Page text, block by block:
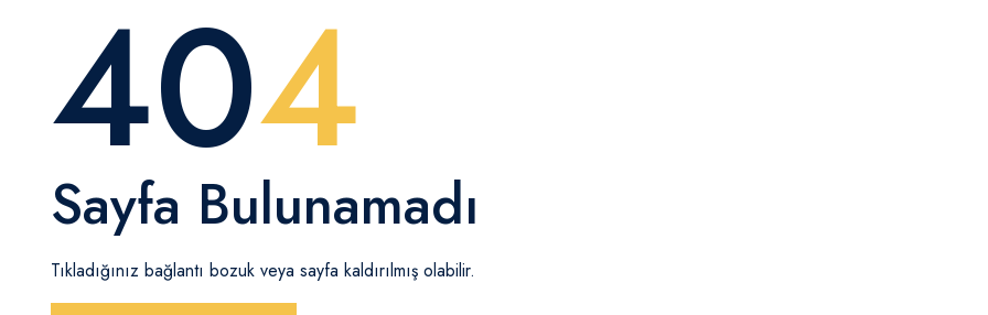
404
Sayfa Bulunamadı
Tıkladığınız bağlantı bozuk veya sayfa kaldırılmış olabilir.